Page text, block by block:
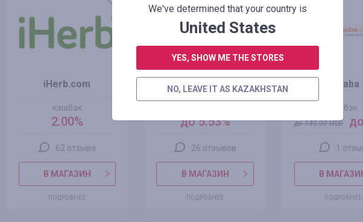
iHerb.com
кэшбэк
2.00%
62 отзыва
В МАГАЗИН
ПОДРОБНЕЕ
Joom
до 5.53%
26 отзывов
В МАГАЗИН
ПОДРОБНЕЕ
Alibaba
кэшбэк
до140.00USD
1
В
ПОДРОБНЕЕ
We've determined that your country is
United States
YES, SHOW ME THE STORES
NO, LEAVE IT AS KAZAKHSTAN